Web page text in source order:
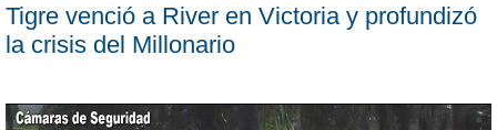
Tigre venció a River en Victoria y profundizó
la crisis del Millonario